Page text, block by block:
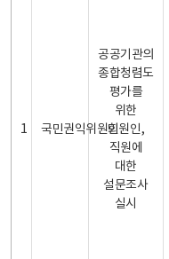
1 국민권익위원회
공공기관의
종합청렴도
평가를
위한
민원인,
직원에
대한
설문조사
실시